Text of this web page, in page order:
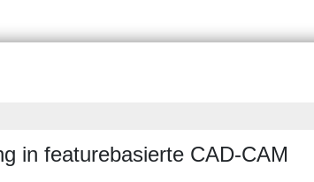
in featurebasierte CAD-CAM